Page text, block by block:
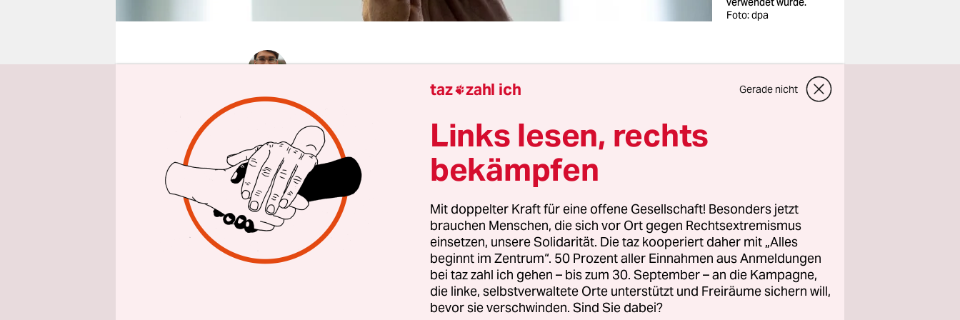
Foto: dpa
Aus BerlinKonrad Litschko
Noch tappen die Ermittler im Dunkeln. 75 Beamte hat die örtliche
Kripo in einer Sonderkommission zusammengezogen, auch Experten
vom Bundeskriminalamt (BKA) sind dabei. Bisher aber fehlt von den
Tätern jede Spur. Man werte Spuren aus und ermittle mit voller
Personalstärke weiter, sagte ein Polizeisprecher am Dienstag. Details
könne man „aus ermittlungstaktischen Gründen“ nicht mitteilen.
Vier Tage zuvor war eine Handgranate auf eine Flüchtlingsunterkunft
in Villingen-Schwenningen (Baden-Württemberg) geworfen worden.
Die Granate enthielt Sprengstoff, zündete aber nicht. Sie blieb neben
taz zahl ich Gerade nicht
Links lesen, rechts
bekämpfen
Mit doppelter Kraft für eine offene Gesellschaft! Besonders jetzt
brauchen Menschen, die sich vor Ort gegen Rechtsextremismus
einsetzen, unsere Solidarität. Die taz kooperiert daher mit „Alles
beginnt im Zentrum“. 50 Prozent aller Einnahmen aus Anmeldungen
bei taz zahl ich gehen – bis zum 30. September – an die Kampagne,
die linke, selbstverwaltete Orte unterstützt und Freiräume sichern will,
bevor sie verschwinden. Sind Sie dabei?